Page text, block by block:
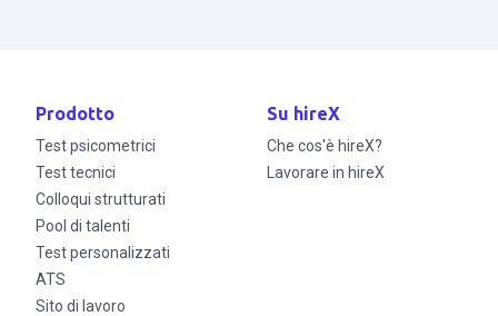
Prodotto
Test psicometrici
Test tecnici
Colloqui strutturati
Pool di talenti
Test personalizzati
ATS
Sito di lavoro
Su hireX
Che cos'è hireX?
Lavorare in hireX